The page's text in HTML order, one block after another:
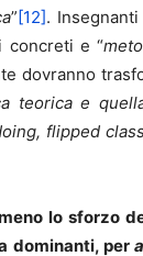
”[12].
concreti e “
dovranno
teorica e
flipped
lo sforzo
dominanti, per